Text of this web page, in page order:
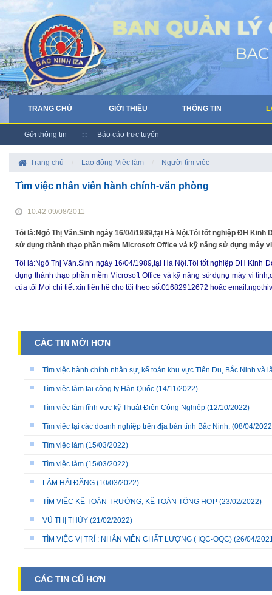
TRANG CHỦ GIỚI THIỆU THÔNG TIN
Gửi thông tin Báo cáo trực tuyến
Trang chủ Lao động-Việc làm Người tìm việc
Tìm việc nhân viên hành chính-văn phòng
10:42 09/08/2011
Tôi là:Ngô Thị Vân.Sinh ngày 16/04/1989,tại Hà Nội.Tôi tốt nghiệp ĐH
sử dụng thành thạo phần mềm Microsoft Office và kỹ năng sử dụng máy
Tôi là:Ngô Thị Vân.Sinh ngày 16/04/1989,tại Hà Nội.Tôi tốt nghiệp ĐH Kinh
dụng thành thạo phần mềm Microsoft Office và kỹ năng sử dụng máy vi
của tôi.Mọi chi tiết xin liên hệ cho tôi theo số:01682912672 hoặc
CÁC TIN MỚI HƠN
Tìm việc hành chính nhân sự, kế toán khu vực Tiên Du, Bắc Ninh và
Tìm việc làm tại công ty Hàn Quốc (14/11/2022)
Tìm việc làm lĩnh vực kỹ Thuật Điện Công Nghiệp (12/10/2022)
Tìm việc tại các doanh nghiệp trên địa bàn tỉnh Bắc Ninh. (08/04/
Tìm việc làm (15/03/2022)
Tìm việc làm (15/03/2022)
LÂM HẢI ĐĂNG (10/03/2022)
TÌM VIỆC KẾ TOÁN TRƯỞNG, KẾ TOÁN TỔNG HỢP (23/02/2022)
VŨ THỊ THÙY (21/02/2022)
TÌM VIỆC VỊ TRÍ : NHÂN VIÊN CHẤT LƯỢNG ( IQC-OQC) (26/04/
CÁC TIN CŨ HƠN